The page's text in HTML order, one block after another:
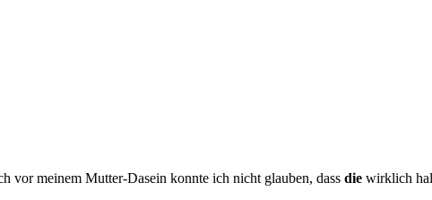
vor meinem Mutter-Dasein konnte ich nicht glauben, dass die wirklich